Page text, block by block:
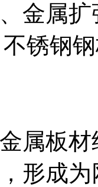
金属
锈钢
属板
形成